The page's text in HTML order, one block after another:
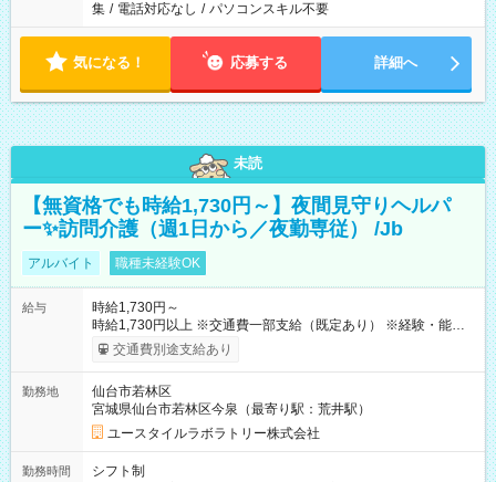
集 / 電話対応なし / パソコンスキル不要
気になる！ 応募する 詳細へ
未読
【無資格でも時給1,730円～】夜間見守りヘルパ
ー✨訪問介護（週1日から／夜勤専従） /Jb
アルバイト 職種未経験OK
給与
時給1,730円～
時給1,730円以上 ※交通費一部支給（既定あり） ※経験・能力を
考慮して決定します 【収入例】 週1回勤務の場合：1,730円×8時
間×4回=5万5,360円 週3回勤務の場合：1,730円×8時間×12回
月 ※ 雇用形態と給与に、本採用時と異なる部分があります。 雇
用形態：本採用時と同じです。 給与：時給 1,470円以上
交通費別途支給あり
勤務地
仙台市若林区
宮城県仙台市若林区今泉（最寄り駅：荒井駅）
ユースタイルラボラトリー株式会社
勤務時間
シフト制